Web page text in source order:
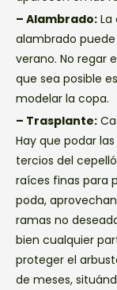
– Alambrado:
alambrado
verano. No regar
que sea posible
modelar la copa.
– Trasplante:
Hay que podar
tercios del
raíces finas para
poda,
ramas no
bien cualquier
proteger el
de meses,